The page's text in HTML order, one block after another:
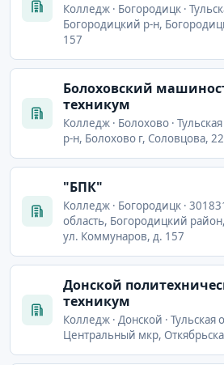
Колледж · Богородицк ·
Богородицкий р-н,
157
Болоховский
техникум
Колледж · Болохово ·
р-н, Болохово г, Соловцова, 22
"БПК"
Колледж · Богородицк ·
область, Богородицкий
ул. Коммунаров, д. 157
Донской
техникум
Колледж · Донской · Тульская
Центральный мкр,